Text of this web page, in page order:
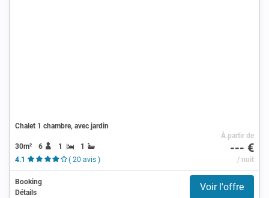
Chalet 1 chambre, avec jardin
30m² 6 1
1
4.1
( 20 avis )
À partir de
--- €
/ nuit
Booking
Détails
Voir l'offre